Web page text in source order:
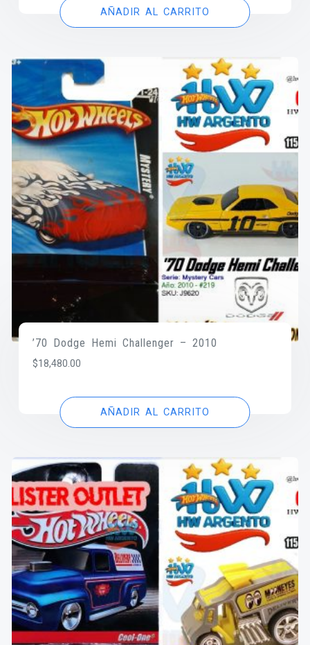
AÑADIR AL CARRITO
’70 Dodge Hemi Challenger – 2010
$18,480.00
AÑADIR AL CARRITO